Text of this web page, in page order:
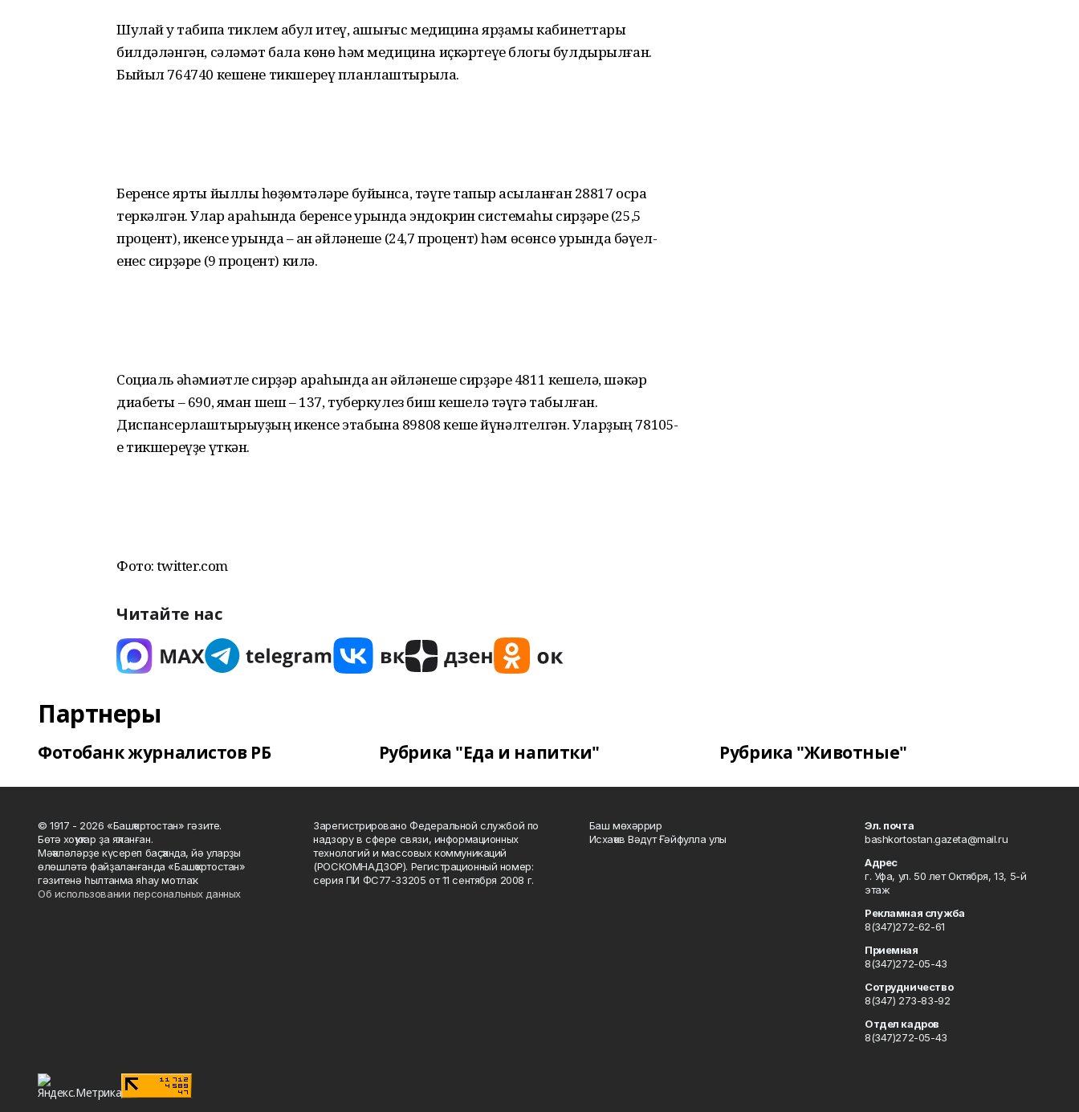
Шулай уҡ табипҡа тиклем ҡабул итеү, ашығыс медицина ярҙамы кабинеттары
билдәләнгән, сәләмәт бала көнө һәм медицина иҫкәртеүе блогы булдырылған.
Быйыл 764740 кешене тикшереү планлаштырыла.
Беренсе ярты йыллыҡ һөҙөмтәләре буйынса, тәүге тапҡыр асыҡланған 28817 осраҡ
теркәлгән. Улар араһында беренсе урында эндокрин системаһы сирҙәре (25,5
процент), икенсе урында – ҡан әйләнеше (24,7 процент) һәм өсөнсө урында бәүел-
енес сирҙәре (9 процент) килә.
Социаль әһәмиәтле сирҙәр араһында ҡан әйләнеше сирҙәре 4811 кешелә, шәкәр
диабеты – 690, яман шеш – 137, туберкулез биш кешелә тәүгә табылған.
Диспансерлаштырыуҙың икенсе этабына 89808 кеше йүнәлтелгән. Уларҙың 78105-
е тикшереүҙе үткән.
Фото: twitter.com
Читайте нас
Партнеры
Фотобанк журналистов РБ Рубрика "Еда и напитки" Рубрика "Животные"
© 1917 - 2026 «Башҡортостан» гәзите.
Бөтә хоҡуҡтар ҙа яҡланған.
Мәҡәләләрҙе күсереп баҫҡанда, йә уларҙы
өлөшләтә файҙаланғанда «Башҡортостан»
гәзитенә һылтанма яһау мотлаҡ.
Об использовании персональных данных
Зарегистрировано Федеральной службой по
надзору в сфере связи, информационных
технологий и массовых коммуникаций
(РОСКОМНАДЗОР). Регистрационный номер:
серия ПИ ФС77-33205 от 11 сентября 2008 г.
Баш мөхәррир
Исхаҡов Вәдүт Ғәйфулла улы
Эл. почта
bashkortostan.gazeta@mail.ru
Адрес
г. Уфа, ул. 50 лет Октября, 13, 5-й
этаж
Рекламная служба
8(347)272-62-61
Приемная
8(347)272-05-43
Сотрудничество
8(347) 273-83-92
Отдел кадров
8(347)272-05-43